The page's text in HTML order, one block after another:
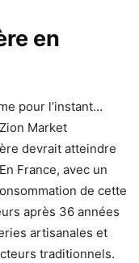
en
pour l’instant…
Market
devrait atteindre
France, avec un
de cette
après 36 années
artisanales et
traditionnels.